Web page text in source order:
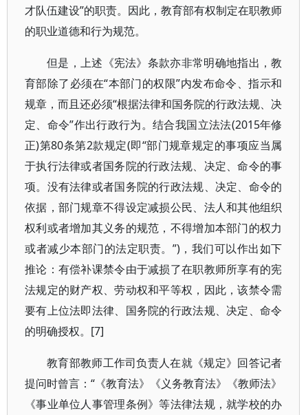
才队伍建设”的职责。因此，教育部有权制定在职教师
的职业道德和行为规范。
但是，上述《宪法》条款亦非常明确地指出，教
育部除了必须在“本部门的权限”内发布命令、指示和
规章，而且还必须“根据法律和国务院的行政法规、决
定、命令”作出行政行为。结合我国立法法(2015年修
正)第80条第2款规定(即“部门规章规定的事项应当属
于执行法律或者国务院的行政法规、决定、命令的事
项。没有法律或者国务院的行政法规、决定、命令的
依据，部门规章不得设定减损公民、法人和其他组织
权利或者增加其义务的规范，不得增加本部门的权力
或者减少本部门的法定职责。”)，我们可以作出如下
推论：有偿补课禁令由于减损了在职教师所享有的宪
法规定的财产权、劳动权和平等权，因此，该禁令需
要有上位法即法律、国务院的行政法规、决定、命令
的明确授权。[7]
教育部教师工作司负责人在就《规定》回答记者
提问时曾言：“《教育法》《义务教育法》《教师法》
《事业单位人事管理条例》等法律法规，就学校的办